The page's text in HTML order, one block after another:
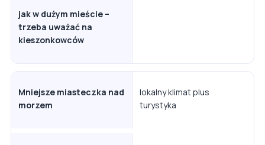
jak w dużym mieście –
trzeba uważać na
kieszonkowców
Mniejsze miasteczka nad
morzem
lokalny klimat plus
turystyka